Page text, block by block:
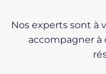
Nos experts sont à
accompagner à